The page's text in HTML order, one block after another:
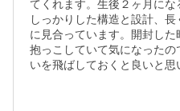
てくれます。生後２ヶ月にな
しっかりした構造と設計、
に見合っています。開封し
抱っこしていて気になった
いを飛ばしておくと良いと思